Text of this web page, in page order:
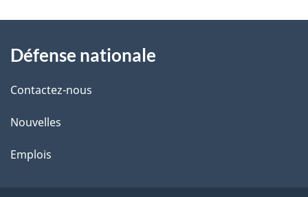
i
l
s
d
propos
de
ce
site
Défense nationale
Contactez-nous
Nouvelles
Emplois